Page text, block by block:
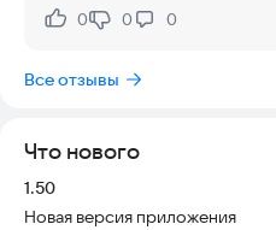
проще, чем ever.
телевизором с комфортом.
Нравится:
0Не нравится:
0 0
Все отзывы
Что нового
Версия:
1.50
Новая версия приложения